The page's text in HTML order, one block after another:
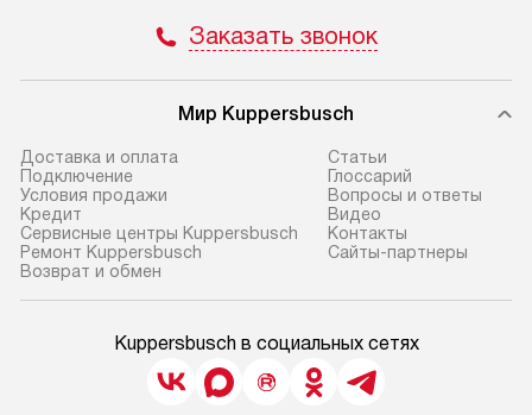
Заказать звонок
Мир Kuppersbusch
Доставка и оплата
Подключение
Условия продажи
Кредит
Сервисные центры Kuppersbusch
Ремонт Kuppersbusch
Возврат и обмен
Cтатьи
Глоссарий
Вопросы и ответы
Видео
Контакты
Сайты-партнеры
Kuppersbusch в социальных сетях